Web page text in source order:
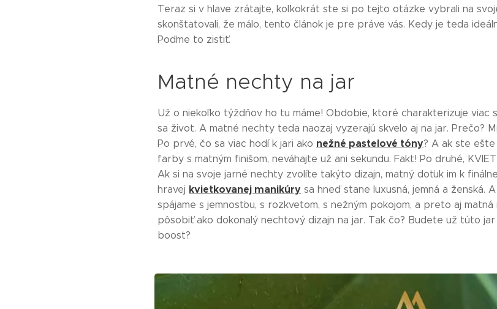
Teraz si v hlave zrátajte, koľkokrát ste si po tejto otázke vybrali na
skonštatovali, že málo, tento článok je pre práve vás. Kedy je teda
Poďme to zistiť.
Matné nechty na jar
Už o niekoľko týždňov ho tu máme! Obdobie, ktoré charakterizuje viac
sa život. A matné nechty teda naozaj vyzerajú skvelo aj na jar. Prečo?
Po prvé, čo sa viac hodí k jari ako nežné pastelové tóny? A ak ste ešte
farby s matným finišom, neváhajte už ani sekundu. Fakt! Po druhé,
Ak si na svoje jarné nechty zvolíte takýto dizajn, matný doťuk im k
hravej kvietkovanej manikúry sa hneď stane luxusná, jemná a
spájame s jemnosťou, s rozkvetom, s nežným pokojom, a preto aj
pôsobiť ako dokonalý nechtový dizajn na jar. Tak čo? Budete už túto
boost?